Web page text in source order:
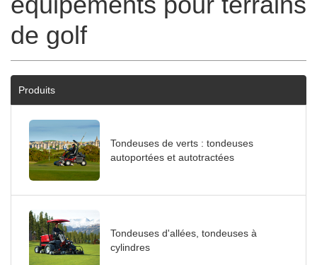
de golf
Produits
Tondeuses de verts : tondeuses
autoportées et autotractées
Tondeuses d'allées, tondeuses à
cylindres